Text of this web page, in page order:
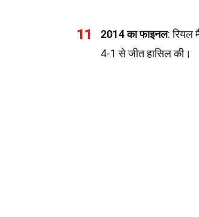
11 2014 का फाइनल: रियल
4-1 से जीत हासिल की।